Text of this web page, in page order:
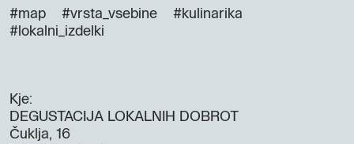
#map #vrsta_vsebine
#kulinarika
#lokalni_izdelki
Kje:
DEGUSTACIJA LOKALNIH DOBROT
Čuklja, 16